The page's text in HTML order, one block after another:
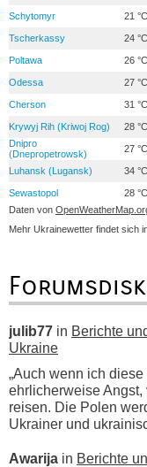
Schytomyr 21 °C
Tscherkassy 24 °C
Poltawa 26 °C
Odessa 27 °C
Cherson 31 °C
Krywyj Rih (Kriwoj Rog) 28 °C
Dnipro
(Dnepropetrowsk)
27 °C
Luhansk (Lugansk) 34 °C
Sewastopol 28 °C
Daten von
Mehr Ukrainewetter findet sich
julib77 in Berichte
Ukraine
„Auch wenn ich
ehrlicherweise
reisen. Die Polen
Ukrainer und
Awarija in Berichte